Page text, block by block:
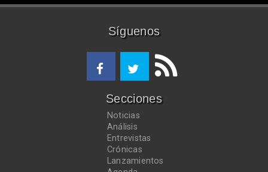
Síguenos
Secciones
Noticias
Análisis
Entrevistas
Crónicas
Lanzamientos